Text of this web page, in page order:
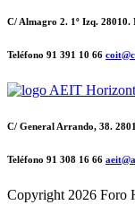
C/ Almagro 2. 1º Izq. 28010.
Teléfono 91 391 10 66
C/ General Arrando, 38.
Teléfono 91 308 16 66
Copyright 2026 Foro